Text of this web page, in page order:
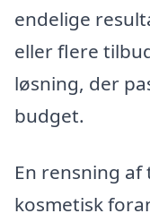
endelige
eller flere
løsning, der
budget.
En rensning
kosmetisk